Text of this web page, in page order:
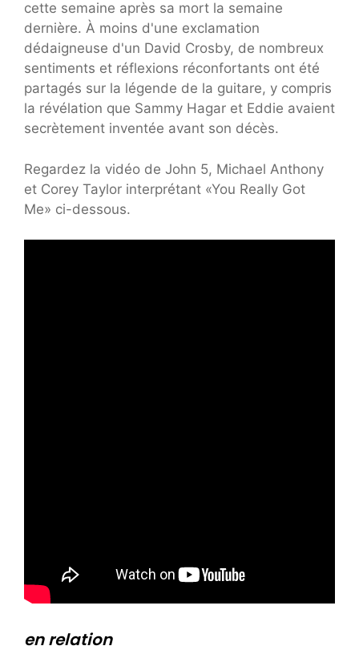
cette semaine après sa mort la semaine
dernière. À moins d'une exclamation
dédaigneuse d'un David Crosby, de nombreux
sentiments et réflexions réconfortants ont été
partagés sur la légende de la guitare, y compris
la révélation que Sammy Hagar et Eddie avaient
secrètement inventée avant son décès.
Regardez la vidéo de John 5, Michael Anthony
et Corey Taylor interprétant «You Really Got
Me» ci-dessous.
en relation